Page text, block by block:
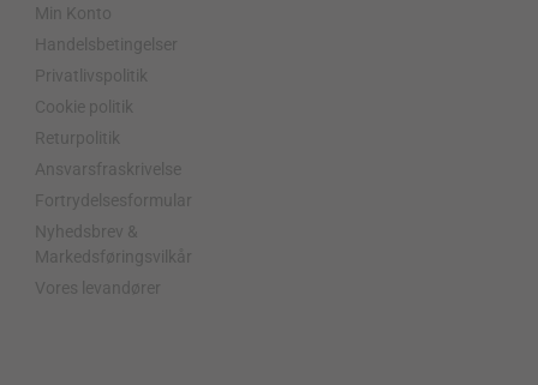
Min Konto
Handelsbetingelser
Privatlivspolitik
Cookie politik
Returpolitik
Ansvarsfraskrivelse
Fortrydelsesformular
Nyhedsbrev &
Markedsføringsvilkår
Vores levandører